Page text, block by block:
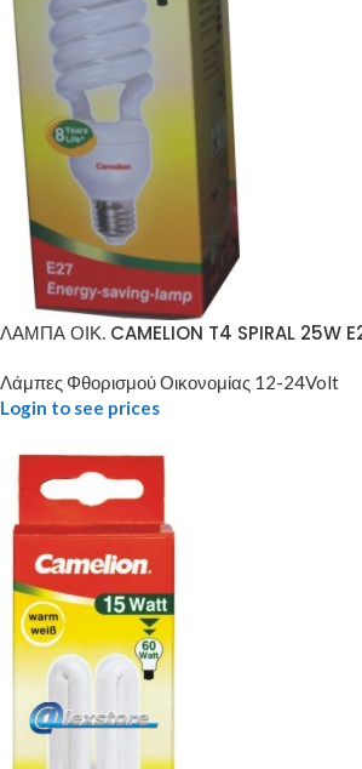
ΛΑΜΠΑ ΟΙΚ. CAMELION T4 SPIRAL 25W
Λάμπες Φθορισμού Οικονομίας 12-24Volt
Login to see prices